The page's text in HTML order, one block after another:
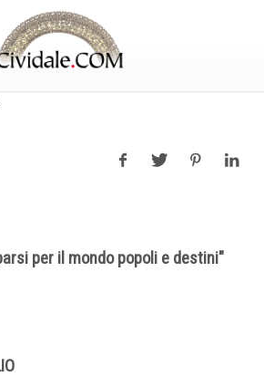
per il mondo popoli e destini"